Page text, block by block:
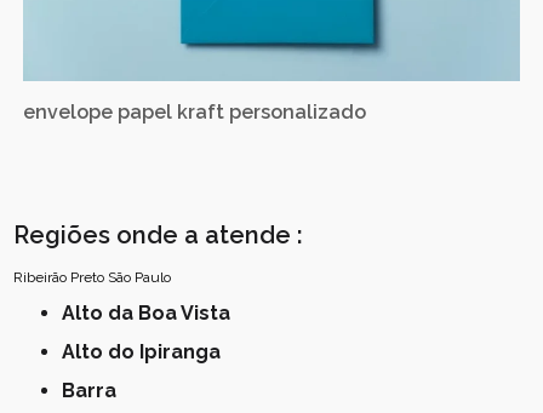
envelope papel kraft personalizado
Regiões onde a atende :
Ribeirão Preto São Paulo
Alto da Boa Vista
Alto do Ipiranga
Barra